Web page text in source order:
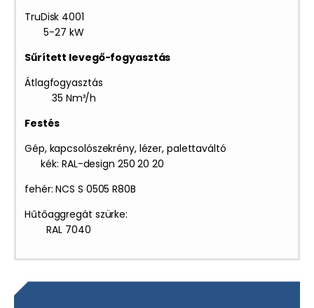
TruDisk 4001
5-27 kW
Sűrített levegő-fogyasztás
Átlagfogyasztás
35 Nm³/h
Festés
Gép, kapcsolószekrény, lézer, palettaváltó
kék: RAL-design 250 20 20
fehér: NCS S 0505 R80B
Hűtőaggregát szürke:
RAL 7040